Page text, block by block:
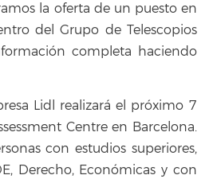
la oferta de un puesto en
del Grupo de Telescopios
completa haciendo
Lidl realizará el próximo 7
Centre en Barcelona.
con estudios superiores,
Derecho, Económicas y con